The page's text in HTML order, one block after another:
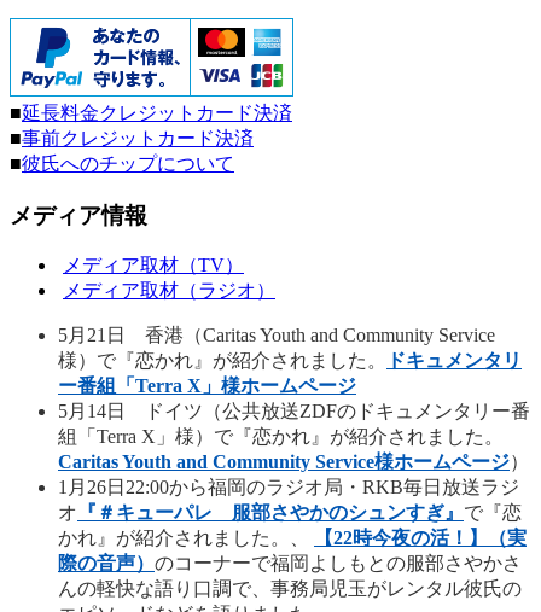
■延長料金クレジットカード決済
■事前クレジットカード決済
■彼氏へのチップについて
メディア情報
メディア取材（TV）
メディア取材（ラジオ）
5月21日 香港（Caritas Youth and Community Service
様）で『恋かれ』が紹介されました。
ドキュメンタリ
ー番組「Terra X」様ホームページ
5月14日 ドイツ（公共放送ZDFのドキュメンタリー番
組「Terra X」様）で『恋かれ』が紹介されました。
Caritas Youth and Community Service様ホームページ）
1月26日22:00から福岡のラジオ局・RKB毎日放送ラジ
オ 『＃キューパレ 服部さやかのシュンすぎ』 で『恋
かれ』が紹介されました。、
【22時今夜の活！】（実
際の音声） のコーナーで福岡よしもとの服部さやかさ
んの軽快な語り口調で、事務局児玉がレンタル彼氏の